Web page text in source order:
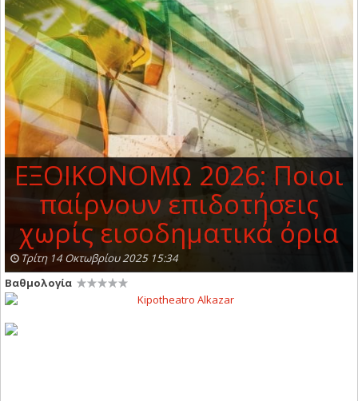
EΞΟΙΚΟΝΟΜΩ 2026: Ποιοι
παίρνουν επιδοτήσεις
χωρίς εισοδηματικά όρια
Τρίτη 14 Οκτωβρίου 2025 15:34
Βαθμολογία